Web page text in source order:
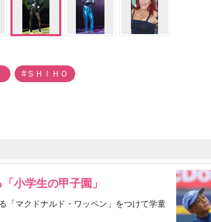
#ＳＨＩＨＯ
小学生の甲子園」
「マクドナルド・ワッペン」をつけて学童